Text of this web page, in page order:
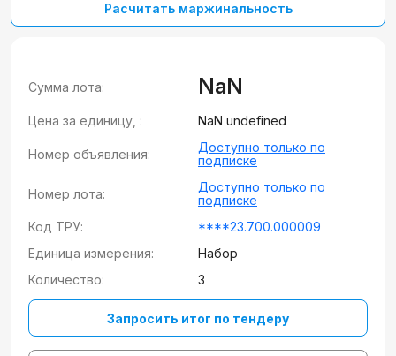
Расчитать маржинальность
Сумма лота: NaN
Цена за единицу, : NaN undefined
Номер объявления:
Доступно только по
подписке
Номер лота:
Доступно только по
подписке
Код ТРУ:
****23.700.000009
Единица измерения:
Набор
Количество:
3
Запросить итог по тендеру